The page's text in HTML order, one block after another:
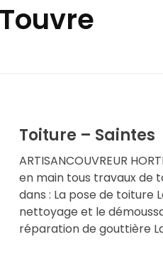
Toiture – Saintes
ARTISANCOUVREUR
en main tous travaux de
dans : La pose de toiture
nettoyage et le
réparation de gouttière